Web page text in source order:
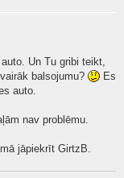
Un Tu gribi teikt,
balsojumu?
Es
auto.
nav problēmu.
jāpiekrīt GirtzB.